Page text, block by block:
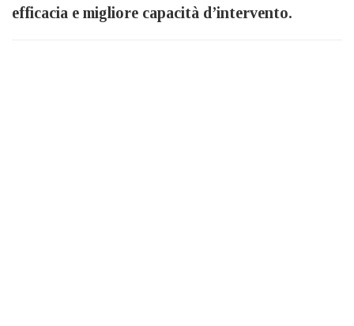
efficacia e migliore capacità d’intervento.